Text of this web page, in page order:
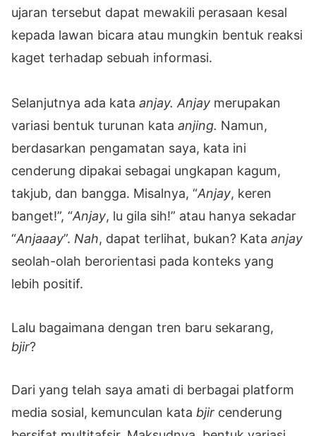
ujaran tersebut dapat mewakili perasaan kesal
kepada lawan bicara atau mungkin bentuk reaksi
kaget terhadap sebuah informasi.
Selanjutnya ada kata anjay. Anjay merupakan
variasi bentuk turunan kata anjing. Namun,
berdasarkan pengamatan saya, kata ini
cenderung dipakai sebagai ungkapan kagum,
takjub, dan bangga. Misalnya, “Anjay, keren
banget!”, “Anjay, lu gila sih!” atau hanya sekadar
“Anjaaay”. Nah, dapat terlihat, bukan? Kata anjay
seolah-olah berorientasi pada konteks yang
lebih positif.
Lalu bagaimana dengan tren baru sekarang,
bjir?
Dari yang telah saya amati di berbagai platform
media sosial, kemunculan kata bjir cenderung